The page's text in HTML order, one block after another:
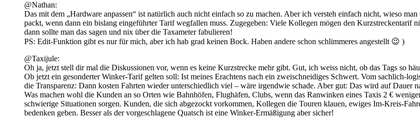
@Nathan:
Das mit dem „Hardware anpassen“ ist natürlich auch nicht einfach so zu machen. Aber ich versteh einfach nicht, wieso
packt, wenn dann ein bislang eingeführter Tarif wegfallen muss. Zugegeben: Viele Kollegen mögen den Kurzstreckentarif
dann sollte man das sagen und nix über die Taxameter fabulieren!
PS: Edit-Funktion gibt es nur für mich, aber ich hab grad keinen Bock. Haben andere schon schlimmeres angestellt 😉 )
@Taxijule:
Oh ja, jetzt stell dir mal die Diskussionen vor, wenn es keine Kurzstrecke mehr gibt. Gut, ich weiss nicht, ob das Tags so
Ob jetzt ein gesonderter Winker-Tarif gelten soll: Ist meines Erachtens nach ein zweischneidiges Schwert. Vom sachlich-
die Transparenz: Dann kosten Fahrten wieder unterschiedlich viel – wäre irgendwie schade. Aber gut: Das wird auf Dauer
Was machen wohl die Kunden an so Orten wie Bahnhöfen, Flughäfen, Clubs, wenn das Ranwinken eines Taxis 2 €
schwierige Situationen sorgen. Kunden, die sich abgezockt vorkommen, Kollegen die Touren klauen, ewiges Im-Kreis-
bedenken geben. Besser als der vorgeschlagene Quatsch ist eine Winker-Ermäßigung aber sicher!